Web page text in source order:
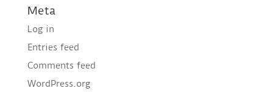
Meta
Log in
Entries feed
Comments feed
WordPress.org